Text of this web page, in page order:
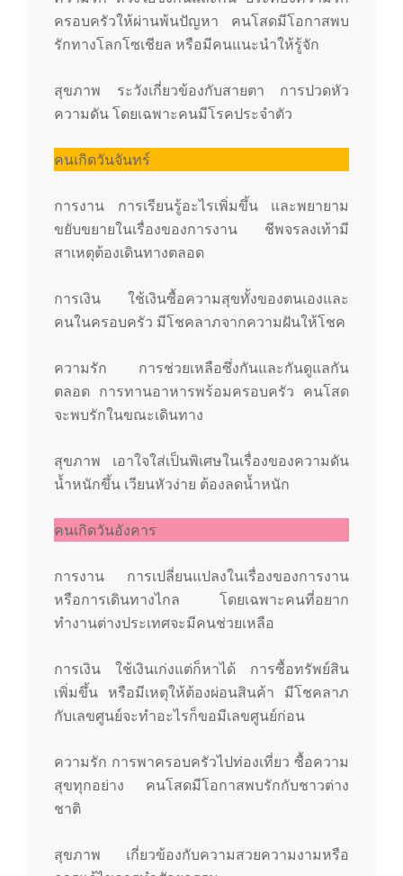
ครอบครัวให้ผ่านพ้นปัญหา คนโสดมีโอกาสพบ
รักทางโลกโซเชียล หรือมีคนแนะนำให้รู้จัก
สุขภาพ ระวังเกี่ยวข้องกับสายตา การปวดหัว
ความดัน โดยเฉพาะคนมีโรคประจำตัว
คนเกิดวันจันทร์
การงาน การเรียนรู้อะไรเพิ่มขึ้น และพยายาม
ขยับขยายในเรื่องของการงาน ชีพจรลงเท้ามี
สาเหตุต้องเดินทางตลอด
การเงิน ใช้เงินซื้อความสุขทั้งของตนเองและ
คนในครอบครัว มีโชคลาภจากความฝันให้โชค
ความรัก การช่วยเหลือซึ่งกันและกันดูแลกัน
ตลอด การทานอาหารพร้อมครอบครัว คนโสด
จะพบรักในขณะเดินทาง
สุขภาพ เอาใจใส่เป็นพิเศษในเรื่องของความดัน
น้ำหนักขึ้น เวียนหัวง่าย ต้องลดน้ำหนัก
คนเกิดวันอังคาร
การงาน การเปลี่ยนแปลงในเรื่องของการงาน
หรือการเดินทางไกล โดยเฉพาะคนที่อยาก
ทำงานต่างประเทศจะมีคนช่วยเหลือ
การเงิน ใช้เงินเก่งแต่ก็หาได้ การซื้อทรัพย์สิน
เพิ่มขึ้น หรือมีเหตุให้ต้องผ่อนสินค้า มีโชคลาภ
กับเลขศูนย์จะทำอะไรก็ขอมีเลขศูนย์ก่อน
ความรัก การพาครอบครัวไปท่องเที่ยว ซื้อความ
สุขทุกอย่าง คนโสดมีโอกาสพบรักกับชาวต่าง
ชาติ
สุขภาพ เกี่ยวข้องกับความสวยความงามหรือ